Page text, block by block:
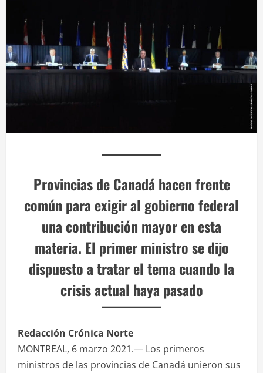
Provincias de Canadá hacen frente
común para exigir al gobierno federal
una contribución mayor en esta
materia. El primer ministro se dijo
dispuesto a tratar el tema cuando la
crisis actual haya pasado
Redacción Crónica Norte
MONTREAL, 6 marzo 2021.— Los primeros
ministros de las provincias de Canadá unieron sus